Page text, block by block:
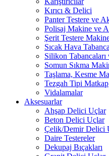
Kırıcı & Delici
Panter Testere ve
Polisaj Makine ve
Şerit Testere
Sıcak Hava
Silikon Tabancaları
Somun Sıkma
Taşlama, Kesme
Tezgah Tipi Matkap
Vidalamalar
Aksesuarlar
Ahşap Delici Uçlar
Beton Delici Uçlar
Çelik/Demir Delici
Daire Testereler
Dekupaj Bıçakları